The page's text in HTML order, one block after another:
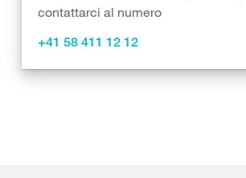
contattarci al numero
+41 58 411 12 12